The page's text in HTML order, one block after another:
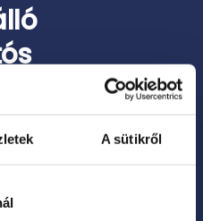
A sütikről
készül. Az
és segít azt